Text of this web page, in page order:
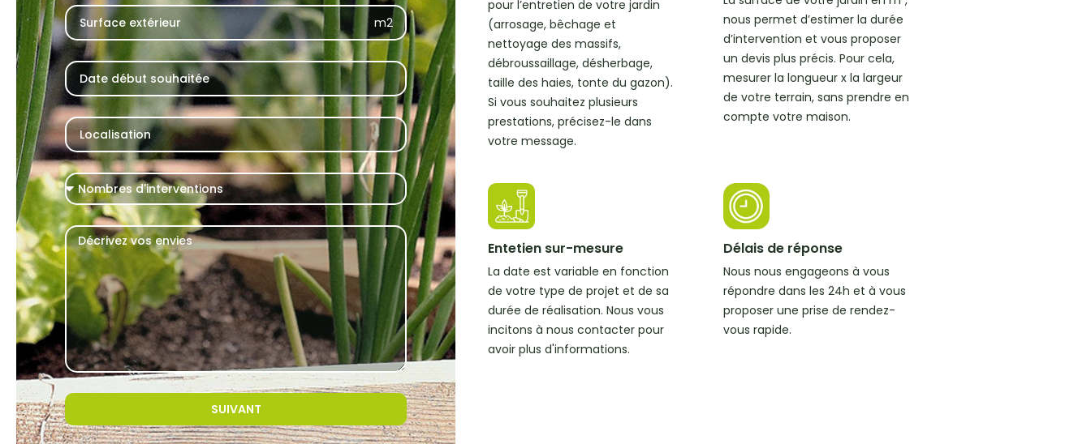
SUIVANT
pour l’entretien de votre jardin
(arrosage, bêchage et
nettoyage des massifs,
débroussaillage, désherbage,
taille des haies, tonte du gazon).
Si vous souhaitez plusieurs
prestations, précisez-le dans
votre message.
nous permet d’estimer la durée
d’intervention et vous proposer
un devis plus précis. Pour cela,
mesurer la longueur x la largeur
de votre terrain, sans prendre en
compte votre maison.
Entetien sur-mesure
La date est variable en fonction
de votre type de projet et de sa
durée de réalisation. Nous vous
incitons à nous contacter pour
avoir plus d'informations.
Délais de réponse
Nous nous engageons à vous
répondre dans les 24h et à vous
proposer une prise de rendez-
vous rapide.